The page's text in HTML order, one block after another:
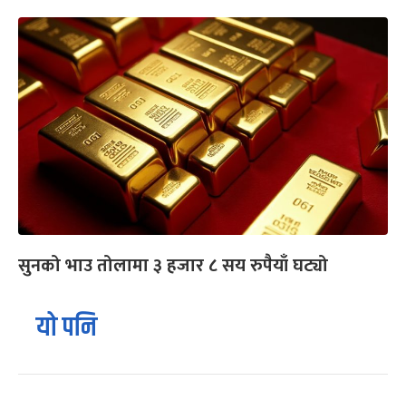
सुनको भाउ तोलामा ३ हजार ८ सय रुपैयाँ घट्यो
यो पनि